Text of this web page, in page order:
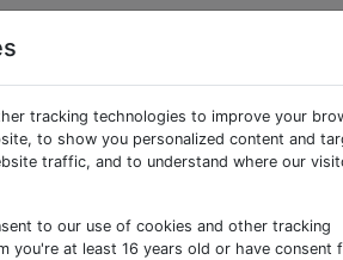
Sie, dass
zukünftige
indiziert
tracking technologies to improve your
to show you personalized content and
traffic, and to understand where our
to our use of cookies and other tracking
you're at least 16 years old or have consent